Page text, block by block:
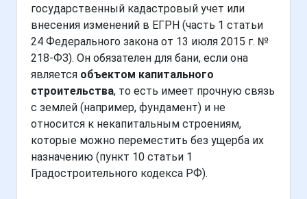
государственный кадастровый учет или
внесения изменений в ЕГРН (часть 1 статьи
24 Федерального закона от 13 июля 2015 г. №
218-ФЗ). Он обязателен для бани, если она
является объектом капитального
строительства, то есть имеет прочную связь
с землей (например, фундамент) и не
относится к некапитальным строениям,
которые можно переместить без ущерба их
назначению (пункт 10 статьи 1
Градостроительного кодекса РФ).